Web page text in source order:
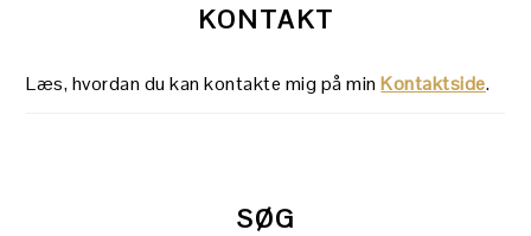
KONTAKT
Læs, hvordan du kan kontakte mig på minKontaktside.
SØG